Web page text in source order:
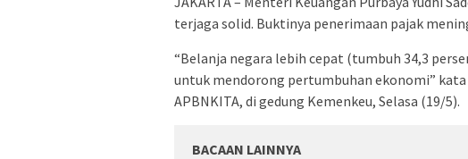
terjaga solid. Buktinya penerimaan pajak
“Belanja negara lebih cepat (tumbuh 34,3
untuk mendorong pertumbuhan ekonomi” kata
APBNKITA, di gedung Kemenkeu, Selasa (19/5).
BACAAN LAINNYA